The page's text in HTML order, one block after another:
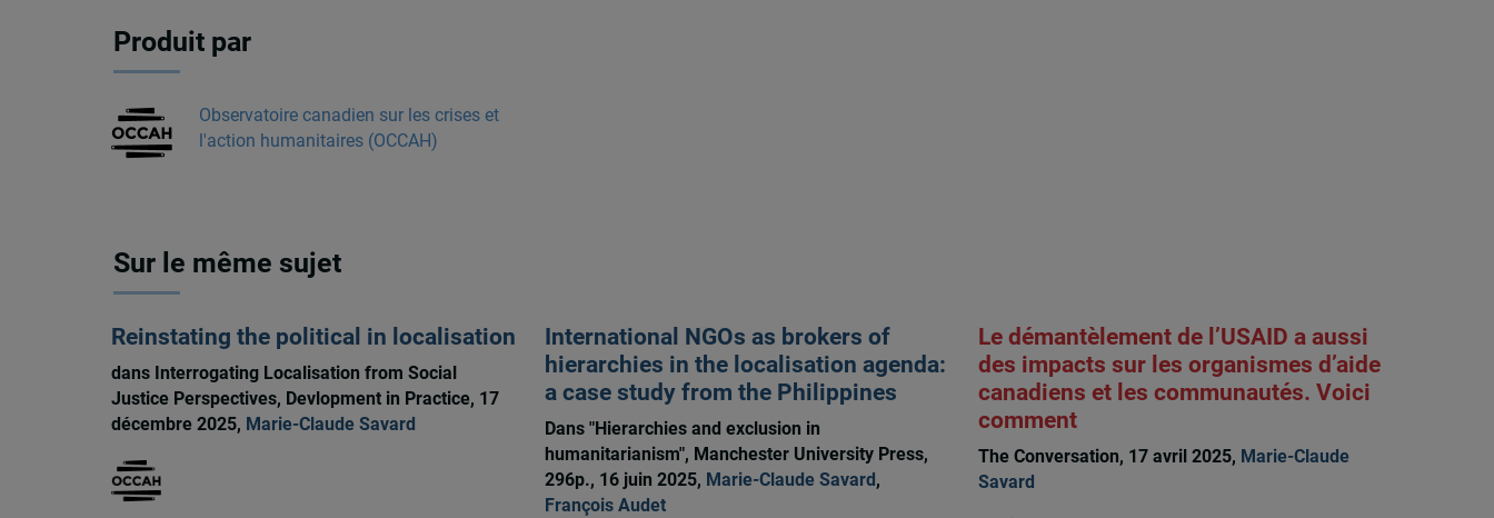
Produit par
Observatoire canadien sur les crises et
l'action humanitaires (OCCAH)
Sur le même sujet
Reinstating the political in localisation
dans Interrogating Localisation from Social
Justice Perspectives, Devlopment in Practice, 17
décembre 2025, Marie-Claude Savard
International NGOs as brokers of
hierarchies in the localisation agenda:
a case study from the Philippines
Dans "Hierarchies and exclusion in
humanitarianism", Manchester University Press,
296p., 16 juin 2025, Marie-Claude Savard,
François Audet
Le démantèlement de l’USAID a aussi
des impacts sur les organismes d’aide
canadiens et les communautés. Voici
comment
The Conversation, 17 avril 2025, Marie-Claude
Savard